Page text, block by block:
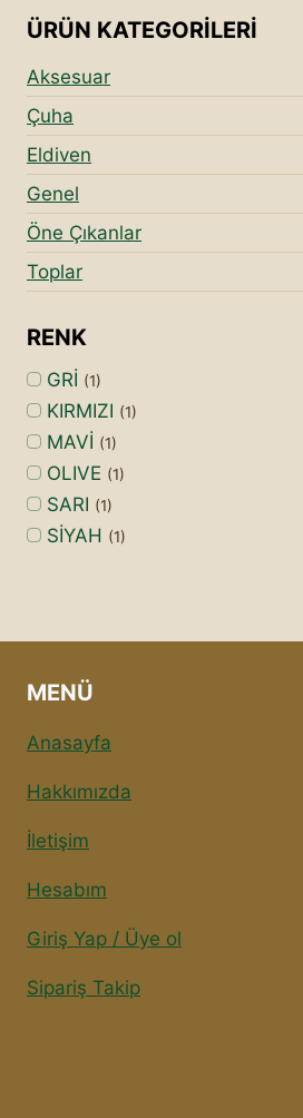
ÜRÜN KATEGORILERI
Aksesuar
Çuha
Eldiven
Genel
Öne Çıkanlar
Toplar
RENK
GRİ (1)
KIRMIZI (1)
MAVİ (1)
OLIVE (1)
SARI (1)
SİYAH (1)
MENÜ
Anasayfa
Hakkımızda
İletişim
Hesabım
Giriş Yap / Üye ol
Sipariş Takip